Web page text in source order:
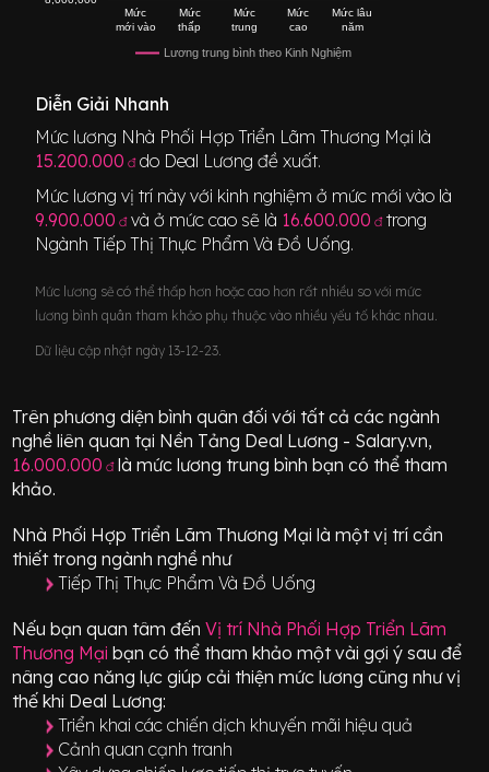
Lương trung bình theo Kinh Nghiệm
Mức
mới vào
Mức
thấp
Mức
trung
Mức
cao
Mức lâu
năm
Diễn Giải Nhanh
Mức lương Nhà Phối Hợp Triển Lãm Thương Mại là
15.200.000 đdo Deal Lương đề xuất.
Mức lương vị trí này với kinh nghiệm ở mức mới vào là
9.900.000 đ và ở mức cao sẽ là 16.600.000 đ trong
NgànhTiếp Thị Thực Phẩm Và Đồ Uống.
Mức lương sẽ có thể thấp hơn hoặc cao hơn rất nhiều so với mức
lương bình quân tham khảo phụ thuộc vào nhiều yếu tố khác nhau.
Dữ liệu cập nhật ngày 13-12-23.
Trên phương diện bình quân đối với tất cả các ngành
nghề liên quan tại Nền Tảng Deal Lương - Salary.vn,
16.000.000 đlà mức lương trung bình bạn có thể tham
khảo.
Nhà Phối Hợp Triển Lãm Thương Mại là một vị trícần
thiết trong ngành nghề như
Tiếp Thị Thực Phẩm Và Đồ Uống
Nếu bạn quan tâm đến Vị trí Nhà Phối Hợp Triển Lãm
Thương Mại bạn có thể tham khảo một vài gợi ý sau để
nâng cao năng lực giúp cải thiện mức lương cũng như vị
thế khi Deal Lương:
Triển khai các chiến dịch khuyến mãi hiệu quả
Cảnh quan cạnh tranh